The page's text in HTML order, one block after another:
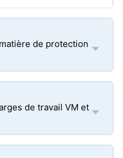
de protection
de travail VM et